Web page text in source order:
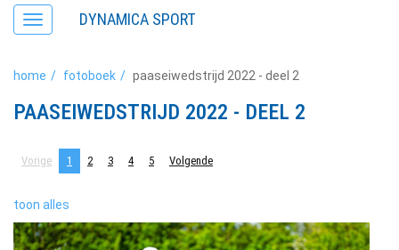
Toggle
navigation
DYNAMICA SPORT
home fotoboek paaseiwedstrijd 2022 - deel 2
PAASEIWEDSTRIJD 2022 - DEEL 2
Vorige 1 2 3 4 5 Volgende
toon alles